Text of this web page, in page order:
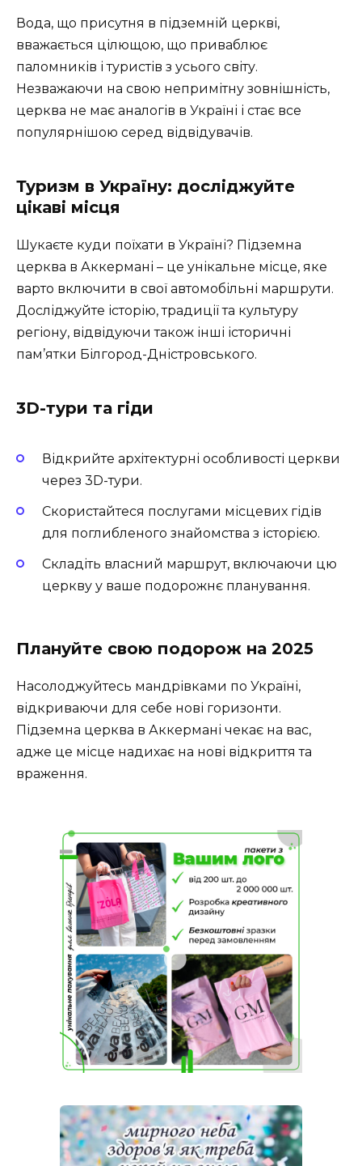
Вода, що присутня в підземній церкві,
вважається цілющою, що приваблює
паломників і туристів з усього світу.
Незважаючи на свою непримітну зовнішність,
церква не має аналогів в Україні і стає все
популярнішою серед відвідувачів.
Туризм в Україну: досліджуйте
цікаві місця
Шукаєте куди поїхати в Україні? Підземна
церква в Аккермані – це унікальне місце, яке
варто включити в свої автомобільні маршрути.
Досліджуйте історію, традиції та культуру
регіону, відвідуючи також інші історичні
пам’ятки Білгород-Дністровського.
3D-тури та гіди
Відкрийте архітектурні особливості церкви
через 3D-тури.
Скористайтеся послугами місцевих гідів
для поглибленого знайомства з історією.
Складіть власний маршрут, включаючи цю
церкву у ваше подорожнє планування.
Плануйте свою подорож на 2025
Насолоджуйтесь мандрівками по Україні,
відкриваючи для себе нові горизонти.
Підземна церква в Аккермані чекає на вас,
адже це місце надихає на нові відкриття та
враження.